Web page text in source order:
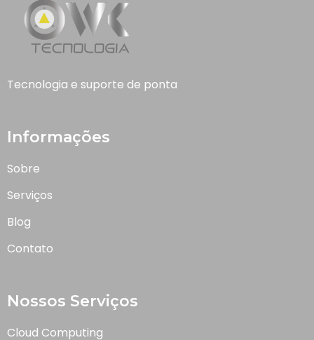
Tecnologia e suporte de ponta
Informações
Sobre
Serviços
Blog
Contato
Nossos Serviços
Cloud Computing